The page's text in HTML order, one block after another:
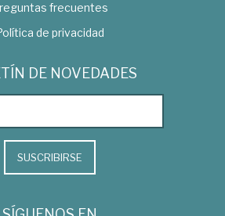
frecuentes
de privacidad
DE NOVEDADES
SUSCRIBIRSE